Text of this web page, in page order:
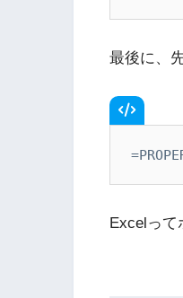
最後に、
Excelって